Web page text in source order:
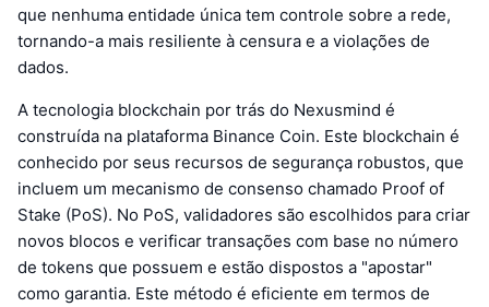
que nenhuma entidade única tem controle sobre a rede,
tornando-a mais resiliente à censura e a violações de
dados.
A tecnologia blockchain por trás do Nexusmind é
construída na plataforma Binance Coin. Este blockchain é
conhecido por seus recursos de segurança robustos, que
incluem um mecanismo de consenso chamado Proof of
Stake (PoS). No PoS, validadores são escolhidos para criar
novos blocos e verificar transações com base no número
de tokens que possuem e estão dispostos a "apostar"
como garantia. Este método é eficiente em termos de